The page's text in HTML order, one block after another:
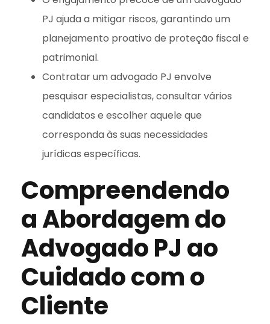
PJ ajuda a mitigar riscos, garantindo um
planejamento proativo de proteção fiscal e
patrimonial.
Contratar um advogado PJ envolve
pesquisar especialistas, consultar vários
candidatos e escolher aquele que
corresponda às suas necessidades
jurídicas específicas.
Compreendendo
a Abordagem do
Advogado PJ ao
Cuidado com o
Cliente